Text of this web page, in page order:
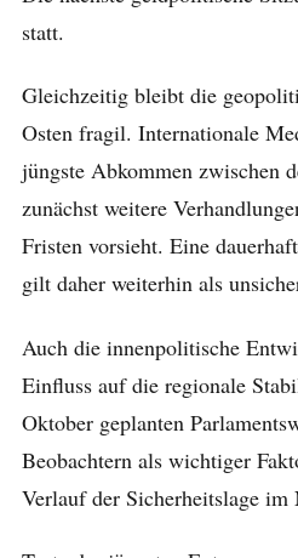
statt.
Gleichzeitig bleibt die
Osten fragil. Internationale
jüngste Abkommen zwischen
zunächst weitere
Fristen vorsieht. Eine
gilt daher weiterhin als
Auch die innenpolitische
Einfluss auf die regionale
Oktober geplanten
Beobachtern als wichtiger
Verlauf der Sicherheitslage im